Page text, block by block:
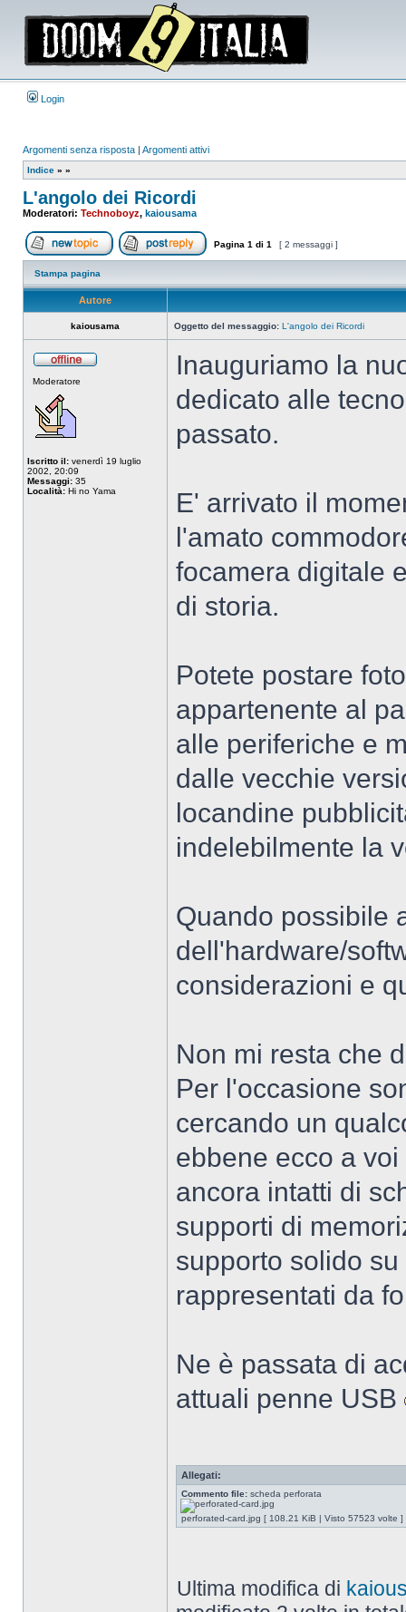
Login
Argomenti senza risposta | Argomenti attivi
Indice » »
L'angolo dei Ricordi
Moderatori: Technoboyz, kaiousama
Apri un nuovo argomentoRispondi all’argomento
Pagina 1 di 1 [ 2 messaggi ]
Stampa pagina
Autore
kaiousama Oggetto del messaggio: L'angolo dei Ricordi
Moderatore
Iscritto il: venerdì 19 luglio
2002, 20:09
Messaggi: 35
Località: Hi no Yama
Inauguriamo la
dedicato alle
passato.
E' arrivato il
l'amato
focamera digitale
di storia.
Potete postare
appartenente al
alle periferiche e
dalle vecchie
locandine
indelebilmente la
Quando possibile
dell'hardware/
considerazioni e
Non mi resta che
Per l'occasione
cercando un
ebbene ecco a
ancora intatti di
supporti di
supporto solido
rappresentati da
Ne è passata di
attuali penne USB
Allegati:
Commento file: scheda perforata
perforated-card.jpg [ 108.21 KiB | Visto 57523 volte ]
Ultima modifica di